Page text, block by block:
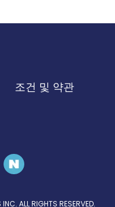
조건 및 약관
ALL RIGHTS RESERVED.